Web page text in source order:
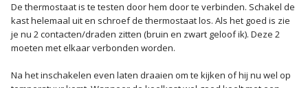
De thermostaat is te testen door hem door te verbinden. Schakel de
kast helemaal uit en schroef de thermostaat los. Als het goed is zie
je nu 2 contacten/draden zitten (bruin en zwart geloof ik). Deze 2
moeten met elkaar verbonden worden.
Na het inschakelen even laten draaien om te kijken of hij nu wel op